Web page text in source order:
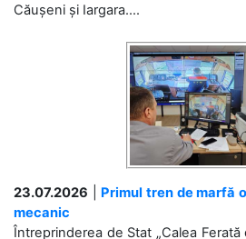
Căușeni și Iargara....
23.07.2026
Primul tren de marfă
mecanic
Întreprinderea de Stat „Calea Ferată